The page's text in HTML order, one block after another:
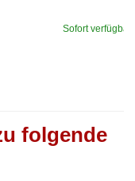
Sofort verfügbar
folgende